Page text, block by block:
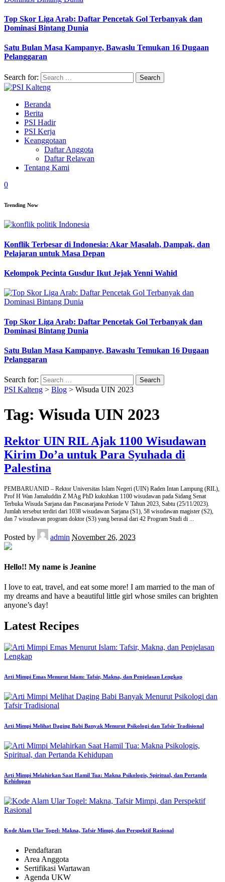
Top Skor Liga Arab: Daftar Pencetak Gol Terbanyak dan
Dominasi Bintang Dunia
Satu Bulan Masa Kampanye, Bawaslu Temukan 16 Dugaan
Pelanggaran
Search for:
Beranda
Berita
PSI Hadir
PSI Kerja
Keanggotaan
Daftar Anggota
Daftar Relawan
Tentang Kami
0
Trending Now
Konflik Terbesar di Indonesia: Akar Masalah, Dampak, dan
Pelajaran untuk Masa Depan
Kelompok Pecinta Gusdur Ikut Jejak Yenni Wahid
Top Skor Liga Arab: Daftar Pencetak Gol Terbanyak dan
Dominasi Bintang Dunia
Satu Bulan Masa Kampanye, Bawaslu Temukan 16 Dugaan
Pelanggaran
Search for:
PSI Kalteng > Blog > Wisuda UIN 2023
Tag: Wisuda UIN 2023
Rektor UIN RIL Ajak 1100 Wisudawan
Kirim Do’a untuk Para Syuhada di
Palestina
PEMBARUANID – Rektor Universitas Islam Negeri (UIN) Raden Intan Lampung (RIL),
Prof H Wan Jamaluddin Z MAg PhD kukuhkan 1100 wisudawan pada Sidang Senat
Terbuka Wisuda Sarjana dan Pascasarjana Periode V Tahun 2023, Sabtu (25/11/2023).
Jumlah tersebut terdiri dari 1038 wisudawan Sarjana (S1), 58 wisudawan magister (S2),
dan 7 wisudawan program doktor (S3) yang berasal dari 42 Program Studi di ...
Posted by admin November 26, 2023
Hello!! My name is Jeanine
I love to eat, travel, and eat some more! I am married to the man of
my dreams and have a beautiful little girl whose smiles can brighten
anyone’s day!
Latest Recipes
Arti Mimpi Emas Menurut Islam: Tafsir, Makna, dan Penjelasan Lengkap
Arti Mimpi Melihat Daging Babi Banyak Menurut Psikologi dan Tafsir Tradisional
Arti Mimpi Melahirkan Saat Hamil Tua: Makna Psikologis, Spiritual, dan Pertanda
Kehidupan
Kode Alam Ular Togel: Makna, Tafsir Mimpi, dan Perspektif Rasional
Pendaftaran
Area Anggota
Sertifikasi Wartawan
Agenda UKW